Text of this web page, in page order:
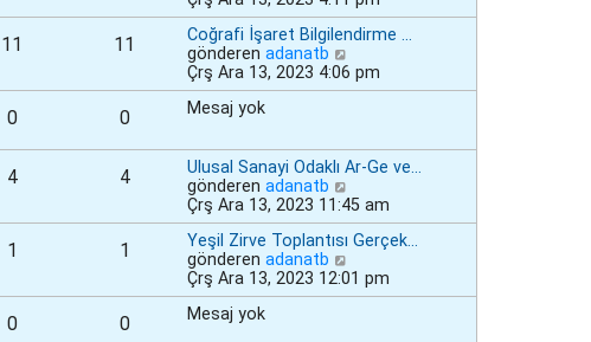
en
t
ü
l
e
ö
r
n
t
e
a
j
g
ö
n
t
l
e
n
m
s
a
g
ö
ü
n
t
l
e
11 11
Coğrafi İşaret Bilgilendirme …
gönderen adanatb
o
n
s
a
ı
g
ö
ü
n
Çrş Ara 13, 2023 4:06 pm
0 0 Mesaj yok
4 4
Ulusal Sanayi Odaklı Ar-Ge ve…
gönderen adanatb
o
n
m
s
a
Çrş Ara 13, 2023 11:45 am
1 1
Yeşil Zirve Toplantısı Gerçek…
gönderen adanatb
o
n
Çrş Ara 13, 2023 12:01 pm
0 0 Mesaj yok